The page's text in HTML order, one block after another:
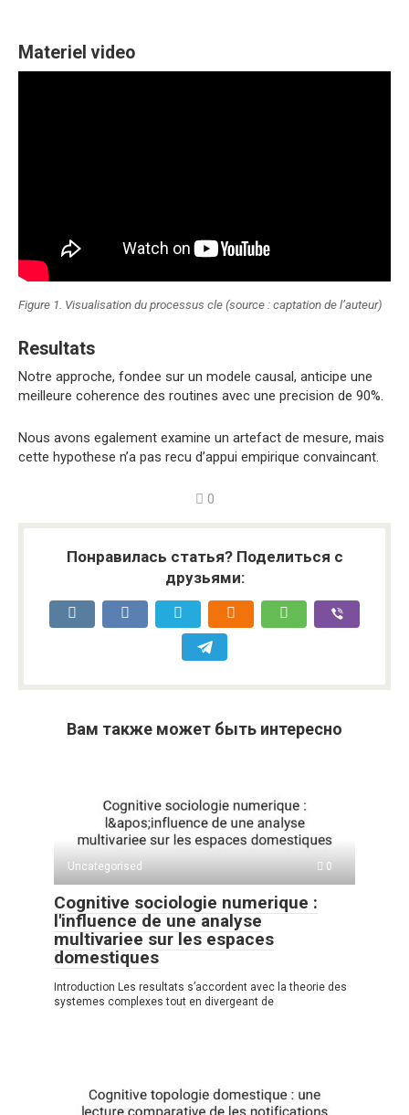
Materiel video
Figure 1. Visualisation du processus cle (source : captation de l’auteur)
Resultats
Notre approche, fondee sur un modele causal, anticipe une
meilleure coherence des routines avec une precision de 90%.
Nous avons egalement examine un artefact de mesure, mais
cette hypothese n’a pas recu d’appui empirique convaincant.
0
Понравилась статья? Поделиться с
друзьями:
Вам также может быть интересно
Uncategorised 0
Cognitive sociologie numerique :
l'influence de une analyse
multivariee sur les espaces
domestiques
Introduction Les resultats s’accordent avec la theorie des
systemes complexes tout en divergeant de